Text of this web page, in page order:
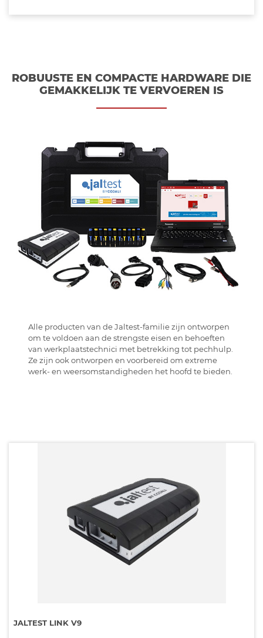
ROBUUSTE EN COMPACTE HARDWARE DIE
GEMAKKELIJK TE VERVOEREN IS
Alle producten van de Jaltest-familie zijn ontworpen
om te voldoen aan de strengste eisen en behoeften
van werkplaatstechnici met betrekking tot pechhulp.
Ze zijn ook ontworpen en voorbereid om extreme
werk- en weersomstandigheden het hoofd te bieden.
JALTEST LINK V9